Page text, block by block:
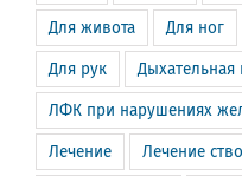
Для живота Для ног
Для рук Дыхательная
ЛФК при нарушениях
Лечение Лечение